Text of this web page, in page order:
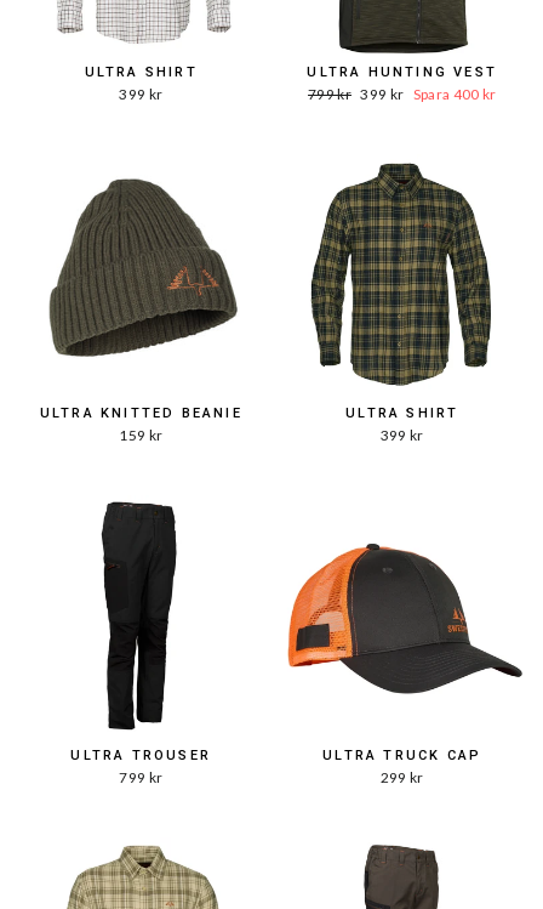
ULTRA SHIRT
399 kr
ULTRA HUNTING VEST
Ord.
799 kr Reapris
399 kr Spara 400 kr
ULTRA KNITTED BEANIE
159 kr
ULTRA SHIRT
399 kr
ULTRA TROUSER
799 kr
ULTRA TRUCK CAP
299 kr